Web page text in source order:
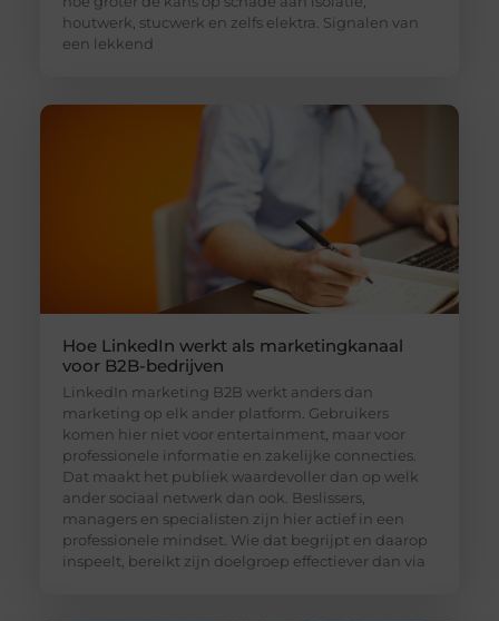
houtwerk, stucwerk en zelfs elektra. Signalen van
een lekkend
Hoe LinkedIn werkt als marketingkanaal
voor B2B-bedrijven
LinkedIn marketing B2B werkt anders dan
marketing op elk ander platform. Gebruikers
komen hier niet voor entertainment, maar voor
professionele informatie en zakelijke connecties.
Dat maakt het publiek waardevoller dan op welk
ander sociaal netwerk dan ook. Beslissers,
managers en specialisten zijn hier actief in een
professionele mindset. Wie dat begrijpt en daarop
inspeelt, bereikt zijn doelgroep effectiever dan via